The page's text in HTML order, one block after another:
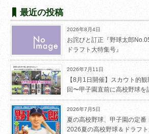
最近の投稿
2026年8月4日
お詫びと訂正『野球太郎
ドラフト大特集号』
2026年7月11日
【8月1日開催】スカウト的
回〜甲子園直前に高校野球を
2026年7月5日
夏の高校野球、甲子園の定
2026夏の高校野球＆ドラフ